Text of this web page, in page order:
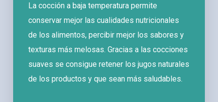
La cocción a baja temperatura permite
conservar mejor las cualidades nutricionales
de los alimentos, percibir mejor los sabores y
texturas más melosas. Gracias a las cocciones
suaves se consigue retener los jugos naturales
de los productos y que sean más saludables.